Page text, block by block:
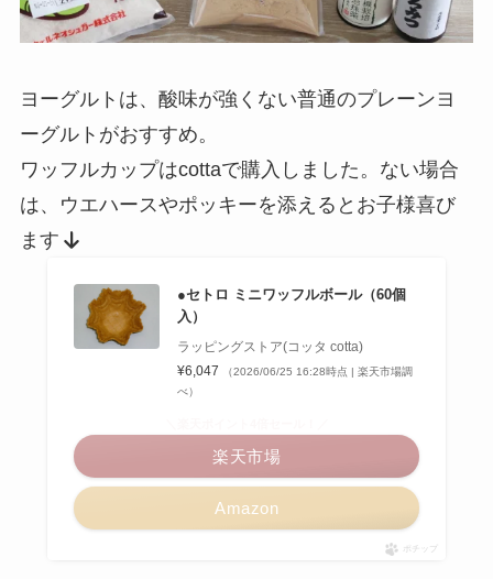
ヨーグルトは、酸味が強くない普通のプレーンヨ
ーグルトがおすすめ。
ワッフルカップはcottaで購入しました。ない場合
は、ウエハースやポッキーを添えるとお子様喜び
ます
●セトロ ミニワッフルボール（60個
入）
ラッピングストア(コッタ cotta)
¥6,047
（2026/06/25 16:28時点 | 楽天市場調
べ）
Amazon
楽天市場
ポチップ